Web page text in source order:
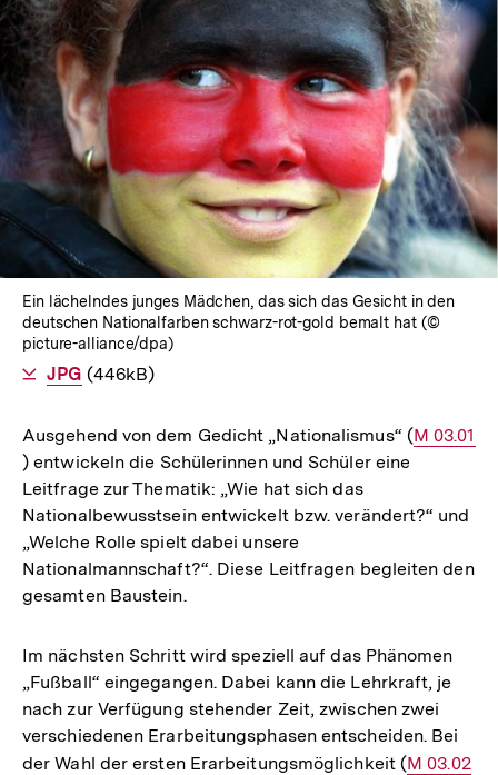
Lightbox
öffnen
Ein lächelndes junges Mädchen, das sich das Gesicht in den
deutschen Nationalfarben schwarz-rot-gold bemalt hat (©
picture-alliance/dpa)
Als
JPG herunterladen
(446kB)
Ausgehend von dem Gedicht „Nationalismus“ (Interner
M 03.01
) entwickeln die Schülerinnen und Schüler eine
Leitfrage zur Thematik: „Wie hat sich das
Nationalbewusstsein entwickelt bzw. verändert?“ und
„Welche Rolle spielt dabei unsere
Nationalmannschaft?“. Diese Leitfragen begleiten den
gesamten Baustein.
Im nächsten Schritt wird speziell auf das Phänomen
„Fußball“ eingegangen. Dabei kann die Lehrkraft, je
nach zur Verfügung stehender Zeit, zwischen zwei
verschiedenen Erarbeitungsphasen entscheiden. Bei
der Wahl der ersten Erarbeitungsmöglichkeit (Interner
M 03.02